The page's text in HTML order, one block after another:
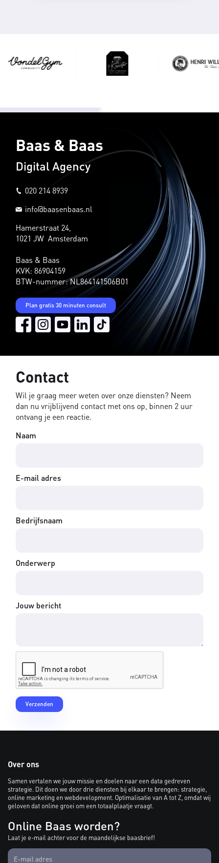
Baas & Baas
Digital Agency
020 214 8939
info@baasenbaas.nl
Hamerstraat 24,
1021 JW Amsterdam
Baas & Baas
KVK: 86904159
BTW-nummer: NL864141506B01
Plan gratis 30 minuten consult
Contact
Wil je graag meer weten over onze diensten? Neem
dan nu vrijblijvend contact met ons op, binnen 2 uur
ontvang je een reactie.
Naam
E-mail adres
Bedrijfsnaam
Onderwerp
Jouw bericht
Over ons
Samen vertalen we jouw missie en doelen naar een data gedreven
strategie. Dit doen we door drie diensten bij elkaar te brengen: strategie,
online marketing en webdevelopment. Optimalisatie van A tot Z, omdat wij
geloven dat online groei om een totaalplaatje vraagt.
Online Baas worden?
Laat je e-mail achter voor de maandelijkse baasbrief!